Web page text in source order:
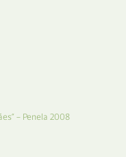
– Penela 2008